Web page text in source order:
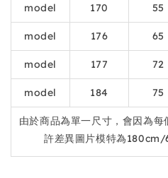
model 170 55
model 176 65
model 177 72
model 184 75
由於商品為單一尺寸，會因為
許差異圖片模特為